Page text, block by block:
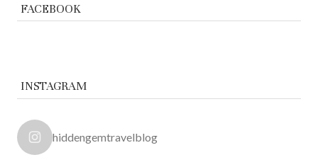
FACEBOOK
INSTAGRAM
hiddengemtravelblog